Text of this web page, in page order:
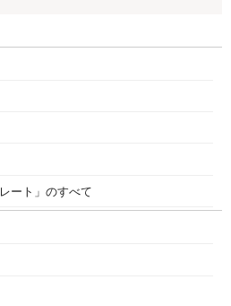
ート」のすべて